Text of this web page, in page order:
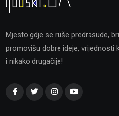
Mjesto gdje se ruše predrasude,
promovišu dobre ideje, vrijednosti
i nikako drugačije!